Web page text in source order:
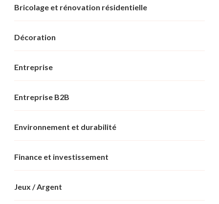
Bricolage et rénovation résidentielle
Décoration
Entreprise
Entreprise B2B
Environnement et durabilité
Finance et investissement
Jeux / Argent